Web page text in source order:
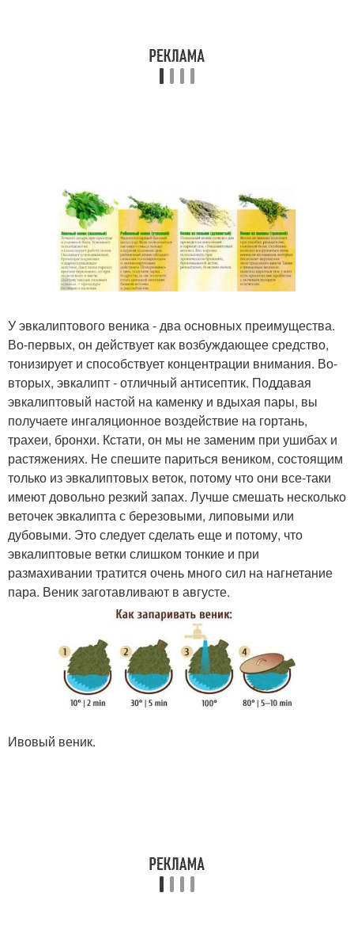
У эвкалиптового веника - два основных преимущества.
Во-первых, он действует как возбуждающее средство,
тонизирует и способствует концентрации внимания. Во-
вторых, эвкалипт - отличный антисептик. Поддавая
эвкалиптовый настой на каменку и вдыхая пары, вы
получаете ингаляционное воздействие на гортань,
трахеи, бронхи. Кстати, он мы не заменим при ушибах и
растяжениях. Не спешите париться веником, состоящим
только из эвкалиптовых веток, потому что они все-таки
имеют довольно резкий запах. Лучше смешать несколько
веточек эвкалипта с березовыми, липовыми или
дубовыми. Это следует сделать еще и потому, что
эвкалиптовые ветки слишком тонкие и при
размахивании тратится очень много сил на нагнетание
пара. Веник заготавливают в августе.
Ивовый веник.